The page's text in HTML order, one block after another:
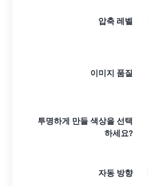
압축 레벨
이미지 품질
투명하게 만들 색상을 선택
하세요?
자동 방향